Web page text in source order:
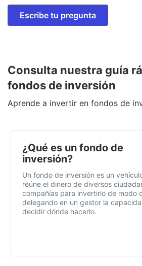
Escribe tu pregunta
Consulta nuestra guía
fondos de inversión
Aprende a invertir en fondos de
¿Qué es un fondo de
inversión?
Un fondo de inversión es un
reúne el dinero de diversos
compañías para invertirlo de modo
delegando en un gestor la
decidir dónde hacerlo.